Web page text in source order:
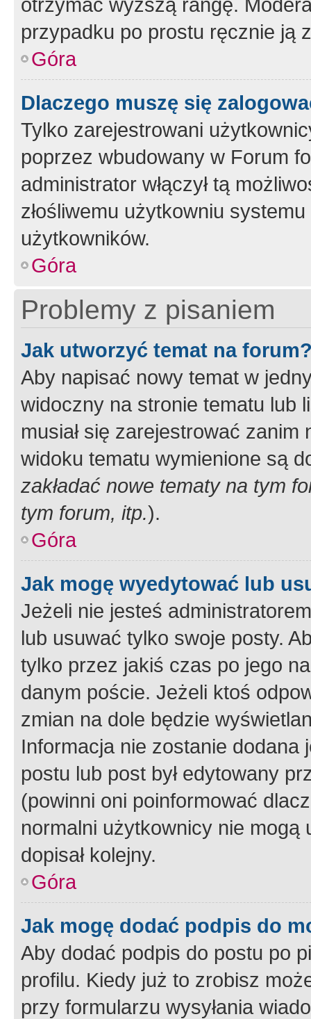
przypadku po prostu ręcznie ją
Góra
Dlaczego muszę się
Tylko zarejestrowani
poprzez wbudowany w Forum
administrator włączył tą
złośliwemu użytkowniu
użytkowników.
Góra
Problemy z pisaniem
Jak utworzyć temat na
Aby napisać nowy temat w
widoczny na stronie tematu lub
musiał się zarejestrować
widoku tematu wymienione są
zakładać nowe tematy na tym
tym forum, itp.).
Góra
Jak mogę wyedytować lub
Jeżeli nie jesteś
lub usuwać tylko swoje posty.
tylko przez jakiś czas po jego
danym poście. Jeżeli ktoś
zmian na dole będzie
Informacja nie zostanie dodana
postu lub post był edytowany
(powinni oni poinformować
normalni użytkownicy nie
dopisał kolejny.
Góra
Jak mogę dodać podpis do
Aby dodać podpis do postu po
profilu. Kiedy już to zrobisz
przy formularzu wysyłania